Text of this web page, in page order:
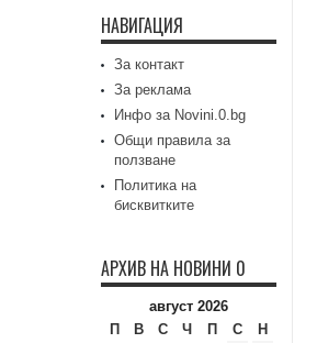
НАВИГАЦИЯ
За контакт
За реклама
Инфо за Novini.0.bg
Общи правила за
ползване
Политика на
бисквитките
АРХИВ НА НОВИНИ 0
август 2026
П
В С Ч П С
Н